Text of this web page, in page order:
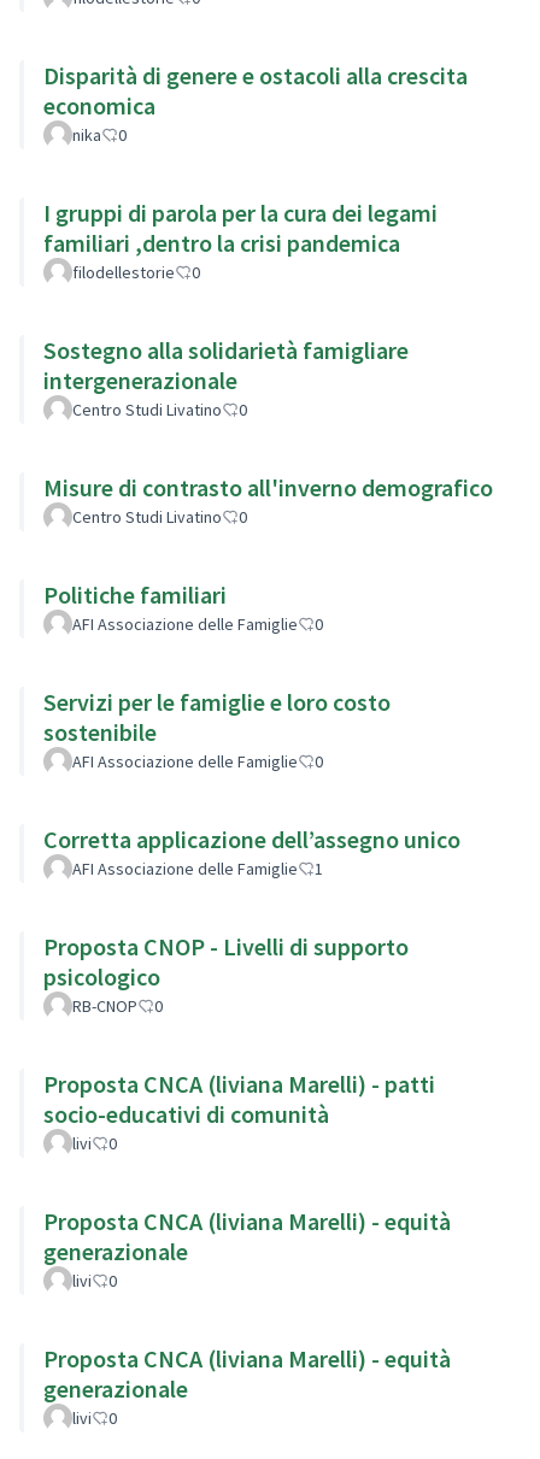
Disparità di genere e ostacoli alla crescita
economica
nika 0
I gruppi di parola per la cura dei legami
familiari ,dentro la crisi pandemica
filodellestorie 0
Sostegno alla solidarietà famigliare
intergenerazionale
Centro Studi Livatino 0
Misure di contrasto all'inverno demografico
Centro Studi Livatino 0
Politiche familiari
AFI Associazione delle Famiglie 0
Servizi per le famiglie e loro costo
sostenibile
AFI Associazione delle Famiglie 0
Corretta applicazione dell’assegno unico
AFI Associazione delle Famiglie 1
Proposta CNOP - Livelli di supporto
psicologico
RB-CNOP 0
Proposta CNCA (liviana Marelli) - patti
socio-educativi di comunità
livi 0
Proposta CNCA (liviana Marelli) - equità
generazionale
livi 0
Proposta CNCA (liviana Marelli) - equità
generazionale
livi 0